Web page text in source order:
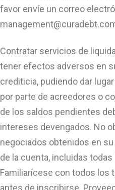
favor envíe un correo
Contratar servicios de
tener efectos adversos en
crediticia, pudiendo dar
por parte de acreedores o
de los saldos pendientes
intereses devengados. No
negociados obtenidos en
de la cuenta, incluidas
Familiarícese con todos los
antes de inscribirse.